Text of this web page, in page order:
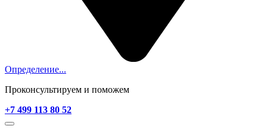
Определение...
Проконсультируем и поможем
+7 499 113 80 52